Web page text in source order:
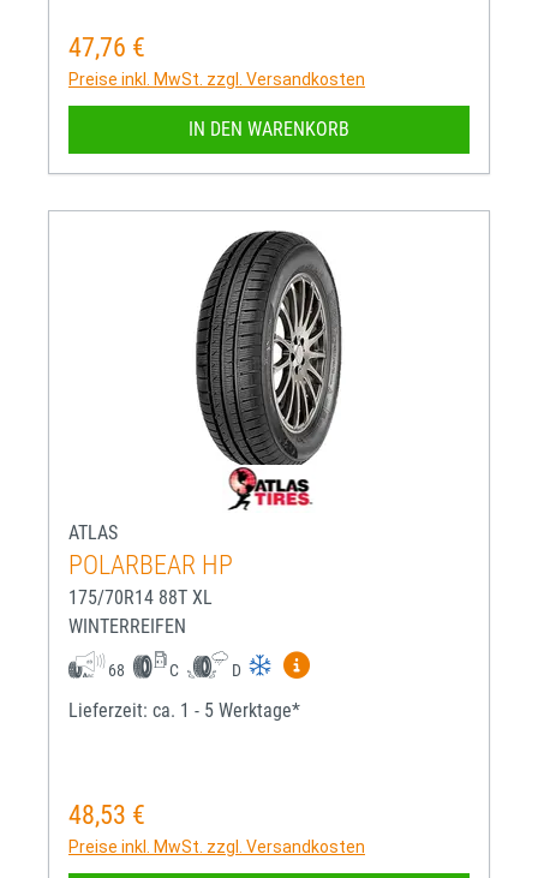
Regulärer Preis:
47,76 €
Preise inkl. MwSt. zzgl. Versandkosten
IN DEN WARENKORB
ATLAS
POLARBEAR HP
175/70R14 88T XL
WINTERREIFEN
68 C D
Mehr Informationen zum
Lieferzeit: ca. 1 - 5 Werktage*
Regulärer Preis:
48,53 €
Preise inkl. MwSt. zzgl. Versandkosten